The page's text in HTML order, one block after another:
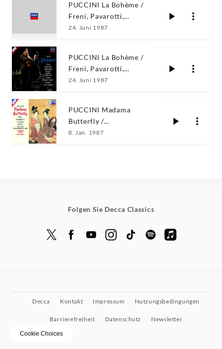
PUCCINI La Bohème /
Freni, Pavarotti,
Karajan
24. Juni 1987
PUCCINI La Bohème /
Freni, Pavarotti,
Karajan
24. Juni 1987
PUCCINI Madama
Butterfly /
Freni,Pavarotti,Karajan
8. Jan. 1987
Folgen Sie Decca Classics
Decca Kontakt Impressum Nutzungsbedingungen
Barrierefreiheit Datenschutz Newsletter
Cookie Choices